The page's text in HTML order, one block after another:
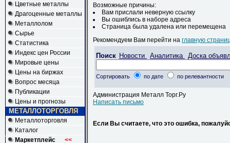
Цветные металлы
Драгоценные металлы
Металлолом
Сырье
Статистика
Индекс цен России
Мировые цены
Цены на биржах
Вопрос месяца
Публикации
Цены и прогнозы
МЕТАЛЛОТОРГОВЛЯ
Металлоторговля
Каталог
Маркетплейс
<<
Возможные причины:
Вам прислали неверную ссылку
Вы ошиблись в наборе адреса
Страница была удалена или перемещена
Рекомендуем Вам перейти на главную
Поиск Новости Аналитика Доска
Сортировать по дате по релевантности
Администрация Металл Торг.Ру
Написать письмо
Если Вы считаете, что это ошибка,